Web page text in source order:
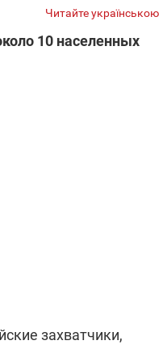
Читайте українською
10 населенных
захватчики,